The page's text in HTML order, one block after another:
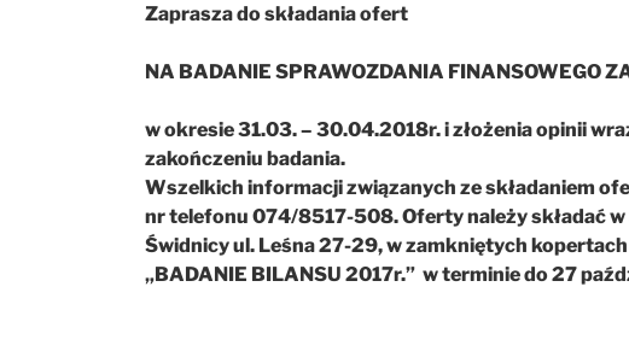
Zaprasza do składania ofert
NA BADANIE SPRAWOZDANIA FINANSOWEGO
w okresie 31.03. – 30.04.2018r. i złożenia opinii
zakończeniu badania.
Wszelkich informacji związanych ze składaniem
nr telefonu 074/8517-508. Oferty należy składać
Świdnicy ul. Leśna 27-29, w zamkniętych
„BADANIE BILANSU 2017r.” w terminie do 27